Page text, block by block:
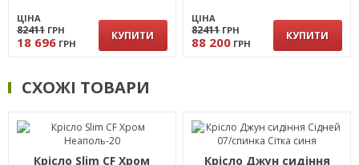
ЦІНА
82411 ГРН
18 696 ГРН
КУПИТИ
ЦІНА
82411 ГРН
88 200 ГРН
КУПИТИ
СХОЖІ ТОВАРИ
Крісло Slim CF Хром Крісло Джун сидіння